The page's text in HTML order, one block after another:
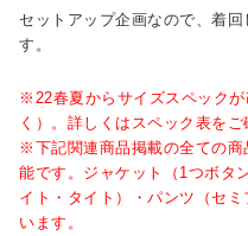
セットアップ企画なので、着
す。
※22春夏からサイズスペック
く）。詳しくはスペック表をご
※下記関連商品掲載の全ての
能です。ジャケット（1つボタ
イト・タイト）・パンツ（セ
います。